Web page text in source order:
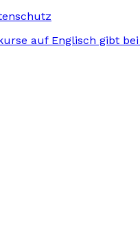
auf Englisch gibt